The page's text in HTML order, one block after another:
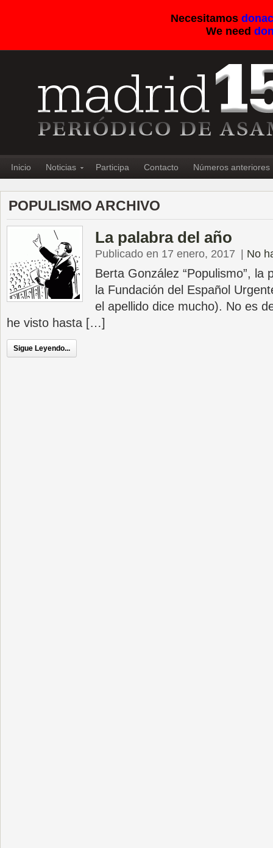
Necesitamos
We need
Inicio Noticias Participa Contacto Números anteriores
POPULISMO ARCHIVO
La palabra del año
Publicado en 17 enero, 2017 No
Berta González “Populismo”, la
la Fundación del Español
el apellido dice mucho). No es
he visto hasta […]
Sigue Leyendo...